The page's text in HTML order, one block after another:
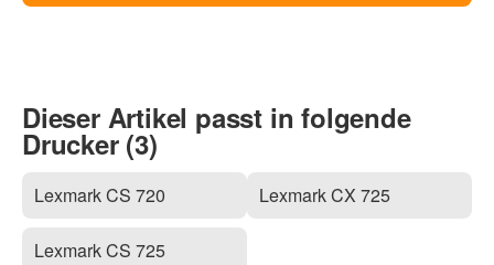
Dieser Artikel passt in folgende
Drucker (3)
Lexmark CS 720
Lexmark CS 725
Lexmark CX 725